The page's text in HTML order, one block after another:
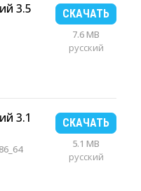
3.5 СКАЧАТЬ
7.6 MB
русский
3.1
СКАЧАТЬ
5.1 MB
русский